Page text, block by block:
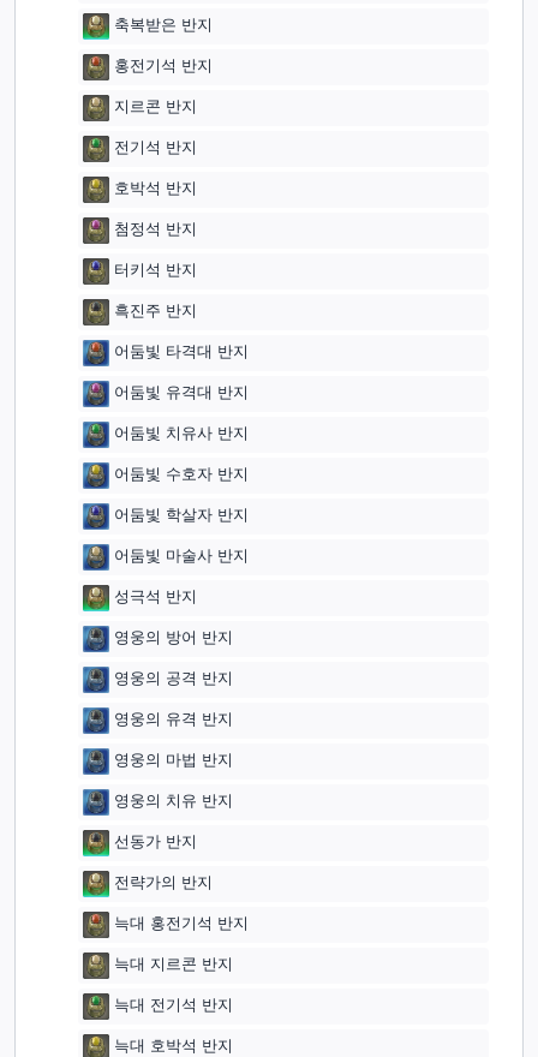
축복받은 반지
홍전기석 반지
지르콘 반지
전기석 반지
호박석 반지
첨정석 반지
터키석 반지
흑진주 반지
어둠빛 타격대 반지
어둠빛 유격대 반지
어둠빛 치유사 반지
어둠빛 수호자 반지
어둠빛 학살자 반지
어둠빛 마술사 반지
성극석 반지
영웅의 방어 반지
영웅의 공격 반지
영웅의 유격 반지
영웅의 마법 반지
영웅의 치유 반지
선동가 반지
전략가의 반지
늑대 홍전기석 반지
늑대 지르콘 반지
늑대 전기석 반지
늑대 호박석 반지